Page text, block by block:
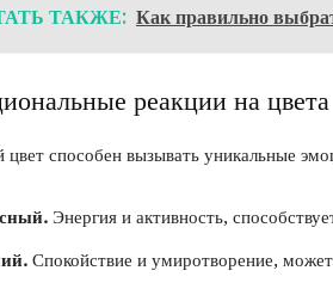
ТАКЖЕ: Как правильно
реакции на цвета
способен вызывать уникальные
Энергия и активность,
Спокойствие и умиротворение,